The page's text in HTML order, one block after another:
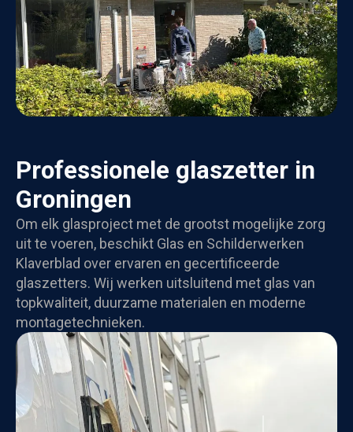
Professionele glaszetter in
Groningen
Om elk glasproject met de grootst mogelijke zorg
uit te voeren, beschikt Glas en Schilderwerken
Klaverblad over ervaren en gecertificeerde
glaszetters. Wij werken uitsluitend met glas van
topkwaliteit, duurzame materialen en moderne
montagetechnieken.